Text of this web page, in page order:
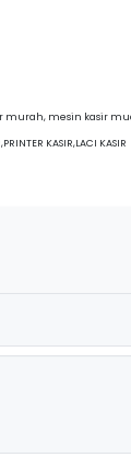
mesin kasir
KASIR,LACI KASIR